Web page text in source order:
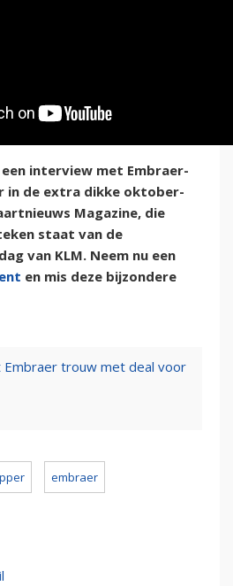
een interview met Embraer-
in de extra dikke oktober-
Magazine, die
staat van de
van KLM. Neem nu een
en mis deze bijzondere
Embraer trouw met deal voor
embraer